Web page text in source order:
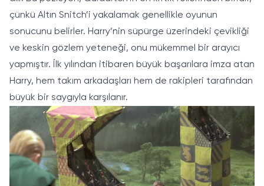
çünkü Altın Snitch’i yakalamak genellikle oyunun
sonucunu belirler. Harry’nin süpürge üzerindeki çevikliği
ve keskin gözlem yeteneği, onu mükemmel bir arayıcı
yapmıştır. İlk yılından itibaren büyük başarılara imza atan
Harry, hem takım arkadaşları hem de rakipleri tarafından
büyük bir saygıyla karşılanır.